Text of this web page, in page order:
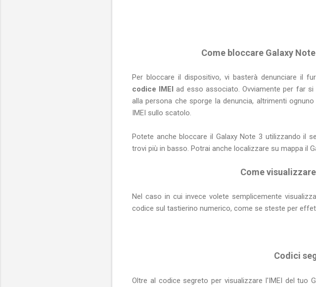
Come bloccare Galaxy
Per bloccare il dispositivo, vi basterà denunciare il
codice IMEI ad esso associato. Ovviamente per far
alla persona che sporge la denuncia, altrimenti
IMEI sullo scatolo.
Potete anche bloccare il Galaxy Note 3 utilizzando il
trovi più in basso. Potrai anche localizzare su mappa il
Come
Nel caso in cui invece volete semplicemente
codice sul tastierino numerico, come se steste per
Codici
Oltre al codice segreto per visualizzare l'IMEI del tuo